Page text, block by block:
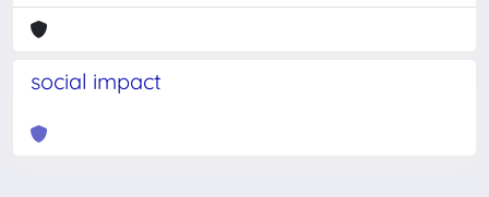
social impact